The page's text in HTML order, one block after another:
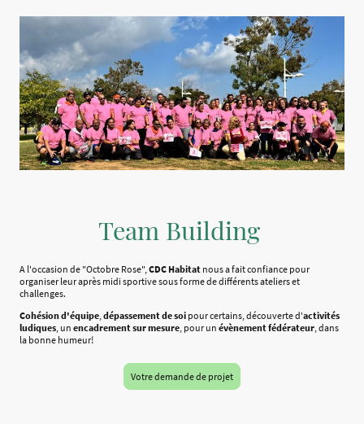
Team Building
A l'occasion de "Octobre Rose",CDC Habitat nous a fait confiance pour
organiser leur après midi sportive sous forme de différents ateliers et
challenges.
Cohésion d'équipe,dépassement de soi pour certains, découverte d'activités
ludiques, un encadrement sur mesure, pour un évènement fédérateur, dans
la bonne humeur!
Votre demande de projet